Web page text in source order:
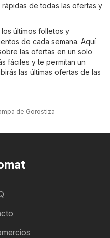
de todas las ofertas y
últimos folletos y
de cada semana. Aquí
las ofertas en un solo
fáciles y te permitan un
las últimas ofertas de las
de Gorostiza